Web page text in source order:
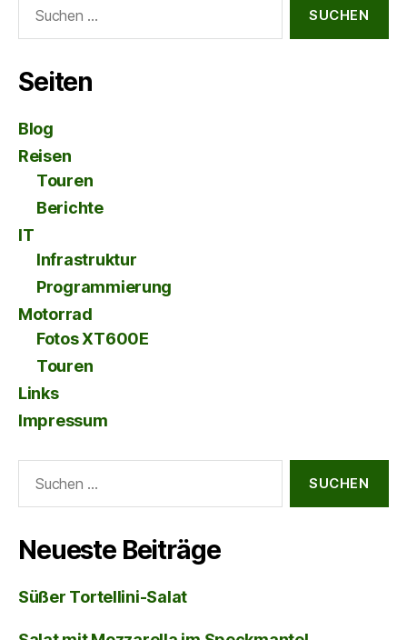
nach:
Seiten
Blog
Reisen
Touren
Berichte
IT
Infrastruktur
Programmierung
Motorrad
Fotos XT600E
Touren
Links
Impressum
nach:
Neueste Beiträge
Süßer Tortellini-Salat